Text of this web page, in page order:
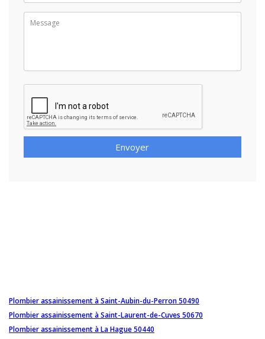
Envoyer
Plombier assainissement à Saint-Aubin-du-Perron 50490
Plombier assainissement à Saint-Laurent-de-Cuves 50670
Plombier assainissement à La Hague 50440